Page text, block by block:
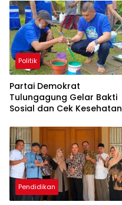
Politik
Partai Demokrat
Tulungagung Gelar Bakti
Sosial dan Cek Kesehatan
Pendidikan